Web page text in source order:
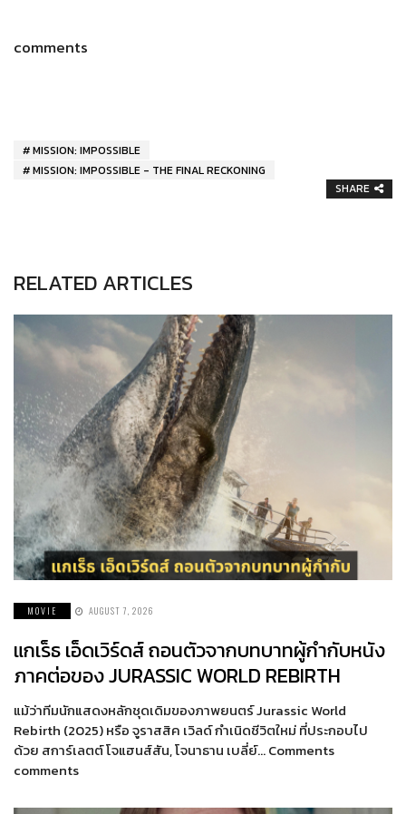
comments
MISSION: IMPOSSIBLE
MISSION: IMPOSSIBLE - THE FINAL RECKONING
SHARE
RELATED ARTICLES
MOVIE AUGUST 7, 2026
แกเร็ธ เอ็ดเวิร์ดส์ ถอนตัวจากบทบาทผู้กำกับหนัง
ภาคต่อของ JURASSIC WORLD REBIRTH
แม้ว่าทีมนักแสดงหลักชุดเดิมของภาพยนตร์ Jurassic World
Rebirth (2025) หรือ จูราสสิค เวิลด์ กำเนิดชีวิตใหม่ ที่ประกอบไป
ด้วย สการ์เลตต์ โจแฮนส์สัน, โจนาธาน เบลี่ย์… Comments
comments